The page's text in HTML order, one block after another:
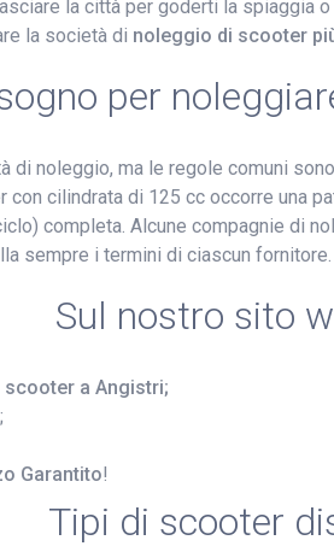
la città per goderti la spiaggia
la società di noleggio di scooter
per
di noleggio, ma le regole comuni
con cilindrata di 125 cc occorre una
completa. Alcune compagnie di
sempre i termini di ciascun fornitore.
Sul nostro sito
a Angistri;
Garantito!
Tipi di scooter